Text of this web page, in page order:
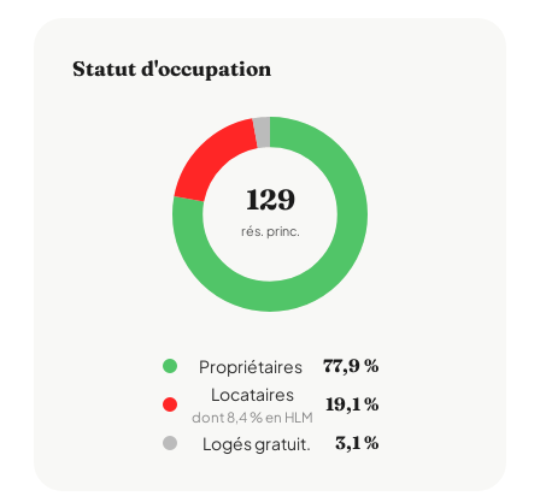
Statut d'occupation
129
rés. princ.
Propriétaires 77,9 %
Locataires
dont 8,4 % en HLM
19,1 %
Logés gratuit. 3,1 %